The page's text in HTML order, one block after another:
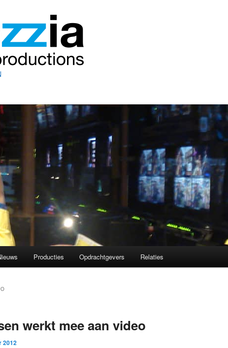
Producties Opdrachtgevers Relaties
werkt mee aan video
2012